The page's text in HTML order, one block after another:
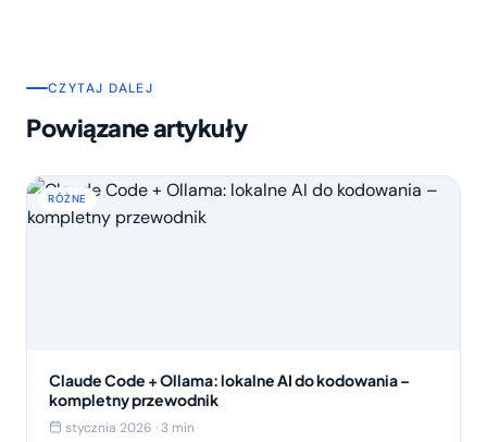
CZYTAJ DALEJ
Powiązane artykuły
RÓŻNE
Claude Code + Ollama: lokalne AI do kodowania –
kompletny przewodnik
stycznia 2026 · 3 min